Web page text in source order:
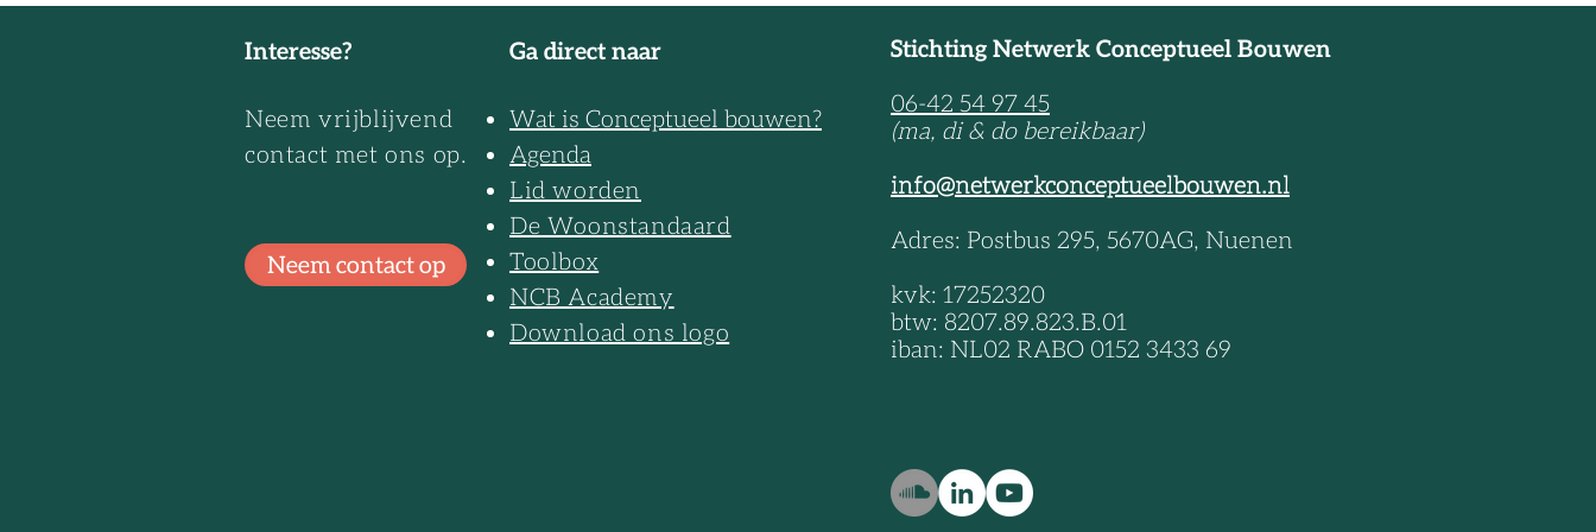
Interesse?
Neem vrijblijvend
contact met ons op.
Neem contact op
Ga direct naar
Wat is Conceptueel bouwen?
Agenda
Lid worden
De Woonstandaard
Toolbox
NCB Academy
Download ons logo
Stichting Netwerk Conceptueel Bouwen
06-42 54 97 45
(ma, di & do bereikbaar)
info@netwerkconceptueelbouwen.nl
Adres: Postbus 295, 5670AG, Nuenen
kvk: 17252320
btw: 8207.89.823.B.01
iban: NL02 RABO 0152 3433 69